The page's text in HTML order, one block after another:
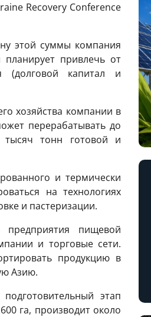
Recovery Conference
этой суммы компания
привлечь от
(долговой капитал и
хозяйства компании в
перерабатывать до
тонн готовой и
и термически
на технологиях
и пастеризации.
предприятия пищевой
и торговые сети.
продукцию в
Азию.
этап
га, производит около